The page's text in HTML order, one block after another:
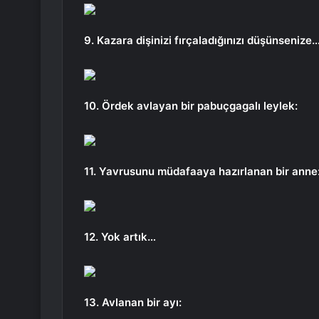
9. Kazara dişinizi fırçaladığınızı
10. Ördek avlayan bir pabuçgagalı leylek:
11. Yavrusunu müdafaaya hazırlanan bir
12. Yok artık…
13. Avlanan bir ayı: